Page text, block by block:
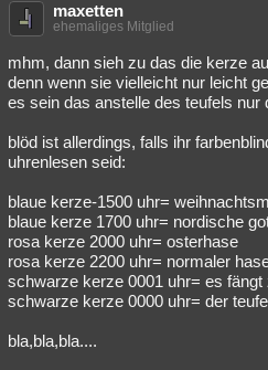
maxetten
ehemaliges Mitglied
mhm, dann sieh zu das die kerze
denn wenn sie vielleicht nur leicht
es sein das anstelle des teufels nur
blöd ist allerdings, falls ihr
uhrenlesen seid:
blaue kerze-1500 uhr=
blaue kerze 1700 uhr= nordische
rosa kerze 2000 uhr= osterhase
rosa kerze 2200 uhr= normaler
schwarze kerze 0001 uhr= es fängt
schwarze kerze 0000 uhr= der
bla,bla,bla....